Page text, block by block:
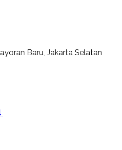
Baru, Jakarta Selatan